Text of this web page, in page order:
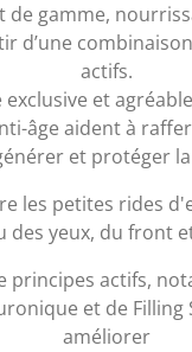
de gamme,
d’une
actifs.
et
âge aident à
et protéger
les petites rides
des yeux, du front
principes actifs,
et de Filling
améliorer